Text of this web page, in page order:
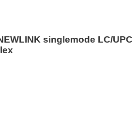
singlemode LC/UPC